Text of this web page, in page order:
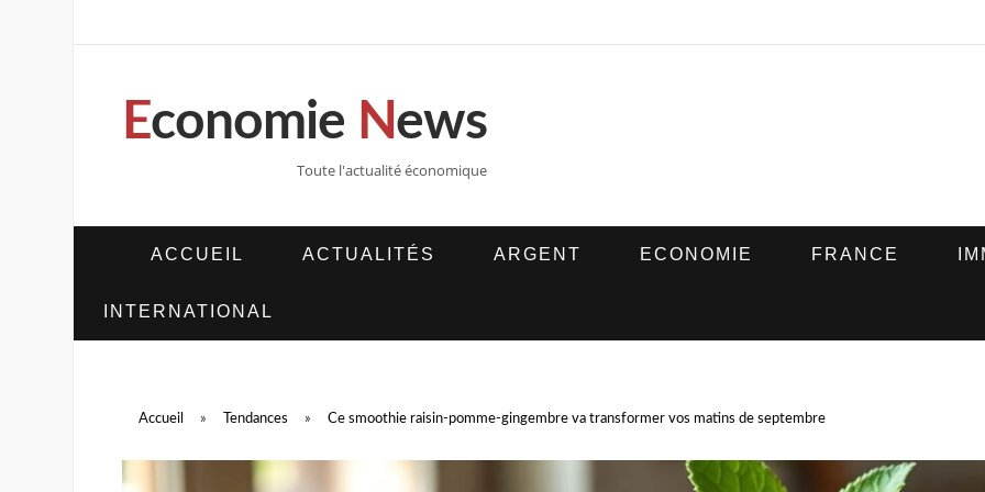
Economie News
Toute l'actualité économique
ACCUEIL ACTUALITÉS ARGENT ECONOMIE FRANCE
INTERNATIONAL
Accueil » Tendances » Ce smoothie raisin-pomme-gingembre va transformer vos matins de septembre